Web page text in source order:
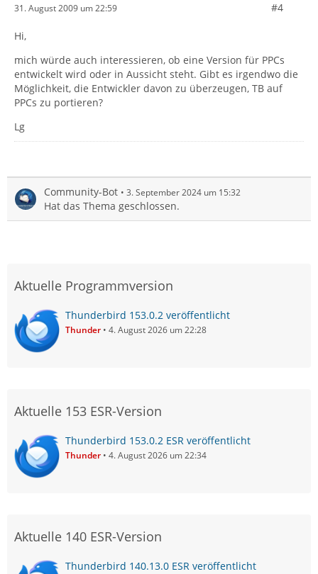
31. August 2009 um 22:59 #4
Hi,
mich würde auch interessieren, ob eine Version für PPCs
entwickelt wird oder in Aussicht steht. Gibt es irgendwo die
Möglichkeit, die Entwickler davon zu überzeugen, TB auf
PPCs zu portieren?
Lg
Community-Bot 3. September 2024 um 15:32
Hat das Thema geschlossen.
Aktuelle Programmversion
Thunderbird 153.0.2 veröffentlicht
Thunder 4. August 2026 um 22:28
Aktuelle 153 ESR-Version
Thunderbird 153.0.2 ESR veröffentlicht
Thunder 4. August 2026 um 22:34
Aktuelle 140 ESR-Version
Thunderbird 140.13.0 ESR veröffentlicht